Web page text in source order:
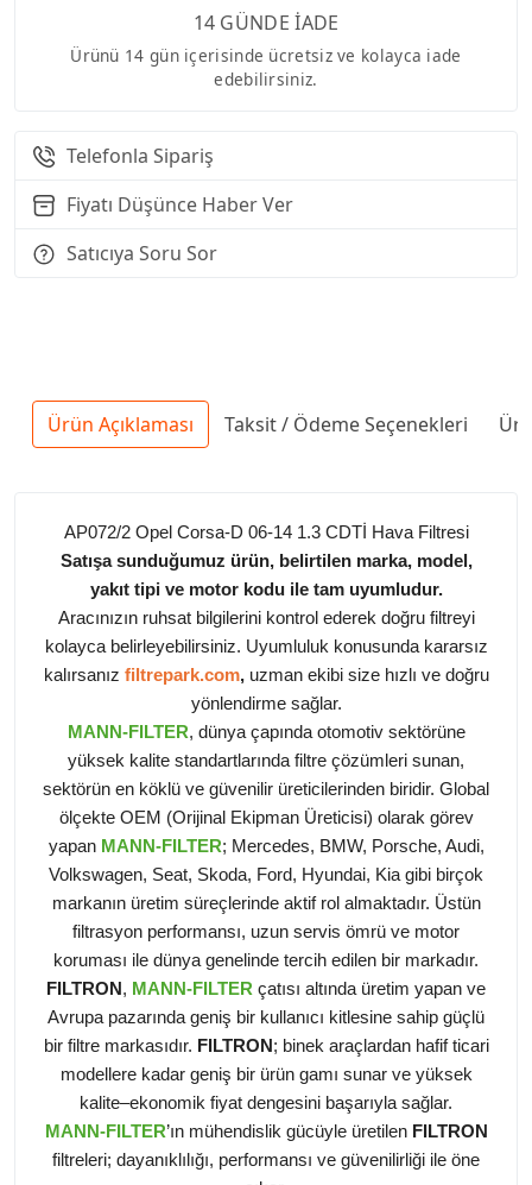
14 GÜNDE İADE
Ürünü 14 gün içerisinde ücretsiz ve kolayca iade
edebilirsiniz.
Telefonla Sipariş
Fiyatı Düşünce Haber Ver
Satıcıya Soru Sor
Ürün Açıklaması Taksit / Ödeme Seçenekleri
AP072/2 Opel Corsa-D 06-14 1.3 CDTİ Hava Filtresi
Satışa sunduğumuz ürün, belirtilen marka, model,
yakıt tipi ve motor kodu ile tam uyumludur.
Aracınızın ruhsat bilgilerini kontrol ederek doğru filtreyi
kolayca belirleyebilirsiniz. Uyumluluk konusunda kararsız
kalırsanız filtrepark.com,uzman ekibi size hızlı ve doğru
yönlendirme sağlar.
MANN-FILTER, dünya çapında otomotiv sektörüne
yüksek kalite standartlarında filtre çözümleri sunan,
sektörün en köklü ve güvenilir üreticilerinden biridir. Global
ölçekte OEM (Orijinal Ekipman Üreticisi) olarak görev
yapan MANN-FILTER; Mercedes, BMW, Porsche, Audi,
Volkswagen, Seat, Skoda, Ford, Hyundai, Kia gibi birçok
markanın üretim süreçlerinde aktif rol almaktadır. Üstün
filtrasyon performansı, uzun servis ömrü ve motor
koruması ile dünya genelinde tercih edilen bir markadır.
FILTRON , MANN-FILTER çatısı altında üretim yapan ve
Avrupa pazarında geniş bir kullanıcı kitlesine sahip güçlü
bir filtre markasıdır. FILTRON ; binek araçlardan hafif ticari
modellere kadar geniş bir ürün gamı sunar ve yüksek
kalite–ekonomik fiyat dengesini başarıyla sağlar.
MANN-FILTER’ın mühendislik gücüyle üretilen FILTRON
filtreleri; dayanıklılığı, performansı ve güvenilirliği ile öne